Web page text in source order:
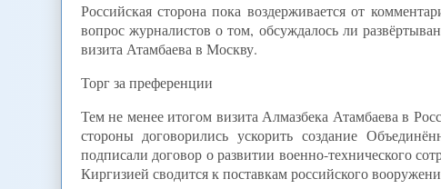
Российская сторона пока воздерживается от
вопрос журналистов о том, обсуждалось ли
визита Атамбаева в Москву.
Торг за преференции
Тем не менее итогом визита Алмазбека Атамбаева в
стороны договорились ускорить создание
подписали договор о развитии военно-технического
Киргизией сводится к поставкам российского